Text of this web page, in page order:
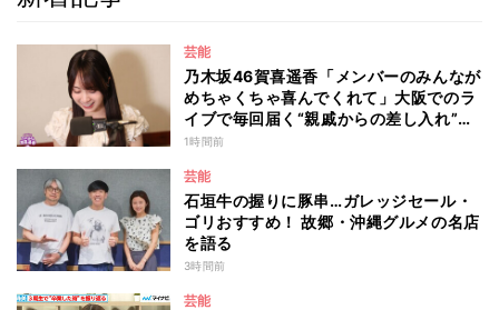
芸能
乃木坂46賀喜遥香「メンバーのみんなが
めちゃくちゃ喜んでくれて」大阪でのラ
イブで毎回届く“親戚からの差し入れ”と
は？
1時間前
芸能
石垣牛の握りに豚串…ガレッジセール・
ゴリおすすめ！ 故郷・沖縄グルメの名店
を語る
3時間前
芸能